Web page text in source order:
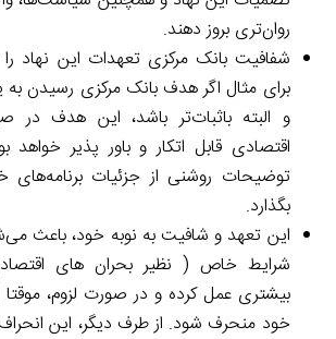
روان‌تری بروز دهند.
شفافیت بانک مرکزی تعهدات این نهاد را
برای مثال اگر هدف بانک مرکزی رسیدن
و البته باثبات‌تر باشد، این هدف در
اقتصادی قابل اتکار و باور پذیر خواهد
توضیحات روشنی از جزئیات برنامه‌های
بگذارد.
این تعهد و شافیت به نوبه خود، باعث
شرایط خاص ( نظیر بحران های
بیشتری عمل کرده و در صورت لزوم، موقتا
خود منحرف شود. از طرف دیگر، این